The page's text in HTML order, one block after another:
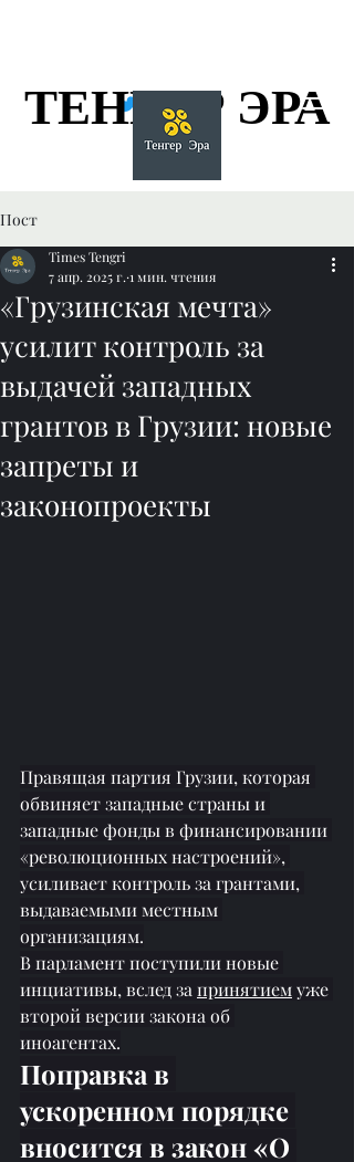
ТЕНГЕР ЭРА
ТЕНГЕР ЭРА
Пост
«Грузинская мечта»
усилит контроль за
выдачей западных
грантов в Грузии: новые
запреты и
законопроекты
Times Tengri
7 апр. 2025 г. 1 мин. чтения
Правящая партия Грузии, которая
обвиняет западные страны и
западные фонды в финансировании
«революционных настроений»,
усиливает контроль за грантами,
выдаваемыми местным
организациям.
В парламент поступили новые
инциативы, вслед за принятием уже
второй версии закона об
иноагентах.
Поправка в
ускоренном порядке
вносится в закон «О